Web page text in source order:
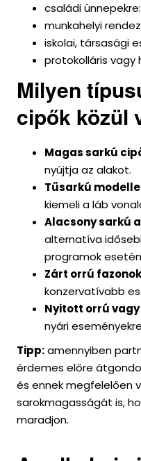
családi
munkahelyi
iskolai, társasági
protokolláris vagy
Milyen
cipők közül
Magas sarkú
nyújtja az alakot.
Tűsarkú
kiemeli a láb
Alacsony sarkú
alternatíva
programok
Zárt orrú fazonok
konzervatívabb
Nyitott orrú
nyári
Tipp:amennyiben
érdemes előre
és ennek megfelelően
sarokmagasságát is,
maradjon.